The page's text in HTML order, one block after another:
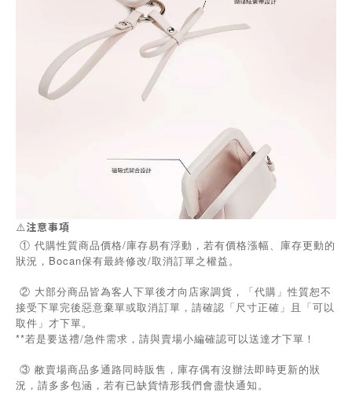
⚠️注意事項
① 代購性質商品價格/庫存易有浮動，若有價格漲幅、庫存更動的
狀況，Bocan保有最終修改/取消訂單之權益。
② 大部分商品皆為客人下單後才向店家調貨，「代購」性質恕不
接受下單完後惡意棄單或取消訂單，請確認「尺寸正確」且「可以
取件」才下單。
**若是要送禮/急件需求，請與賣場小編確認可以送達才下單！
③ 敝賣場商品多通路同時販售，庫存偶有沒辦法即時更新的狀
況，請多多包涵，若有已缺貨情形我們會盡快通知。